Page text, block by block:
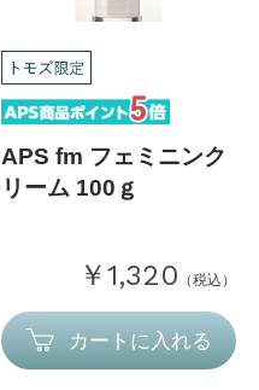
APS fm フェミニンク
リーム 100ｇ
￥1,320 （税込）
カートに入れる